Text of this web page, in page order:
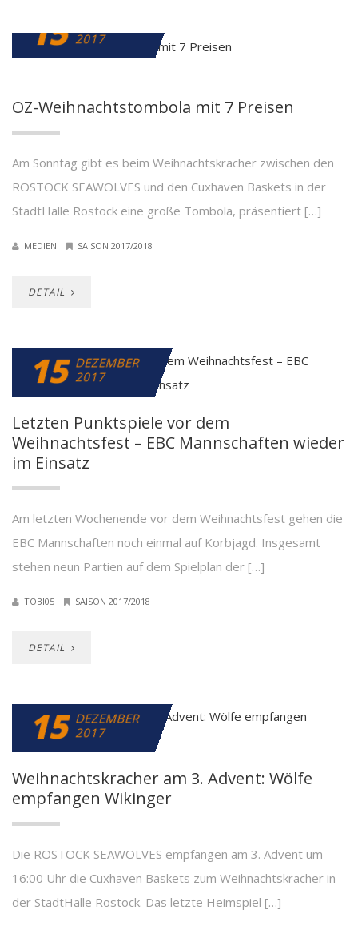
15 2017
OZ-Weihnachtstombola mit 7 Preisen
Am Sonntag gibt es beim Weihnachtskracher zwischen den
ROSTOCK SEAWOLVES und den Cuxhaven Baskets in der
StadtHalle Rostock eine große Tombola, präsentiert […]
MEDIEN SAISON 2017/2018
DETAIL
15 DEZEMBER
2017
Letzten Punktspiele vor dem
Weihnachtsfest – EBC Mannschaften wieder
im Einsatz
Am letzten Wochenende vor dem Weihnachtsfest gehen die
EBC Mannschaften noch einmal auf Korbjagd. Insgesamt
stehen neun Partien auf dem Spielplan der […]
TOBI05 SAISON 2017/2018
DETAIL
15 DEZEMBER
2017
Weihnachtskracher am 3. Advent: Wölfe
empfangen Wikinger
Die ROSTOCK SEAWOLVES empfangen am 3. Advent um
16:00 Uhr die Cuxhaven Baskets zum Weihnachtskracher in
der StadtHalle Rostock. Das letzte Heimspiel […]